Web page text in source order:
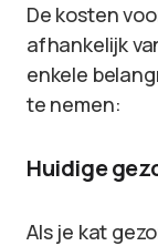
De kosten
afhankelijk
enkele
te nemen:
Huidige
Als je kat